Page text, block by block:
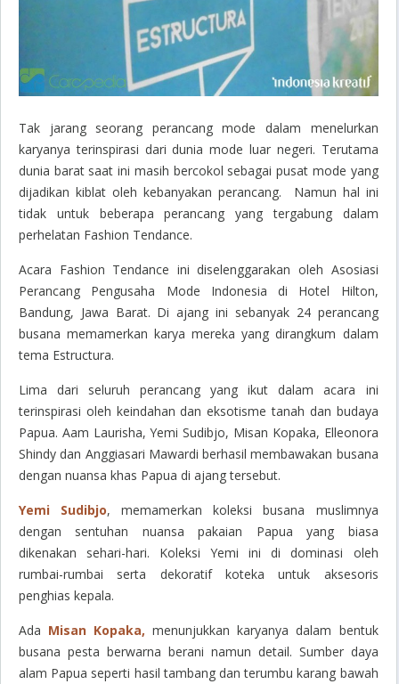
Tak jarang seorang perancang mode dalam menelurkan
karyanya terinspirasi dari dunia mode luar negeri. Terutama
dunia barat saat ini masih bercokol sebagai pusat mode yang
dijadikan kiblat oleh kebanyakan perancang. Namun hal ini
tidak untuk beberapa perancang yang tergabung dalam
perhelatan Fashion Tendance.
Acara Fashion Tendance ini diselenggarakan oleh Asosiasi
Perancang Pengusaha Mode Indonesia di Hotel Hilton,
Bandung, Jawa Barat. Di ajang ini sebanyak 24 perancang
busana memamerkan karya mereka yang dirangkum dalam
tema Estructura.
Lima dari seluruh perancang yang ikut dalam acara ini
terinspirasi oleh keindahan dan eksotisme tanah dan budaya
Papua. Aam Laurisha, Yemi Sudibjo, Misan Kopaka, Elleonora
Shindy dan Anggiasari Mawardi berhasil membawakan busana
dengan nuansa khas Papua di ajang tersebut.
Yemi Sudibjo, memamerkan koleksi busana muslimnya
dengan sentuhan nuansa pakaian Papua yang biasa
dikenakan sehari-hari. Koleksi Yemi ini di dominasi oleh
rumbai-rumbai serta dekoratif koteka untuk aksesoris
penghias kepala.
Ada Misan Kopaka, menunjukkan karyanya dalam bentuk
busana pesta berwarna berani namun detail. Sumber daya
alam Papua seperti hasil tambang dan terumbu karang bawah